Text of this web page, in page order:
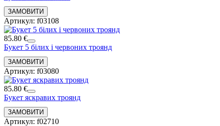
Артикул: f03108
85.80 €
Букет 5 білих і червоних троянд
Артикул: f03080
85.80 €
Букет яскравих троянд
Артикул: f02710